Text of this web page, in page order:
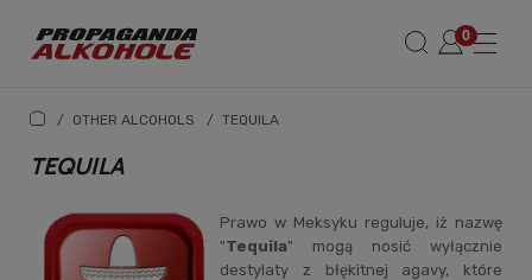
/ OTHER ALCOHOLS / TEQUILA
TEQUILA
Prawo w Meksyku reguluje, iż nazwę
"Tequila" mogą nosić wyłącznie
destylaty z błękitnej agavy, które